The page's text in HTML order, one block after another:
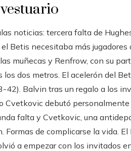
noticias: tercera falta de
Betis necesitaba más
muñecas y Renfrow, con su
dos metros. El acelerón del
42). Balvin tras un regalo a los
Cvetkovic debutó
falta y Cvetkovic, una
Formas de complicarse la vida.
a empezar con los invitados